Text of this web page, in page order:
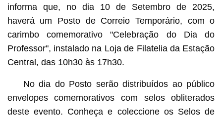
informa que, no dia 10 de Setembro de 2025,
haverá um Posto de Correio Temporário, com o
carimbo comemorativo "Celebração do Dia do
Professor", instalado na Loja de Filatelia da Estação
Central, das 10h30 às 17h30.
No dia do Posto serão distribuídos ao público
envelopes comemorativos com selos obliterados
deste evento. Conheça e coleccione os Selos de